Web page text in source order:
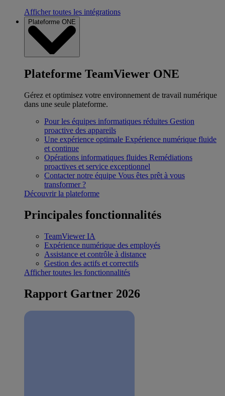
Afficher toutes les intégrations
Plateforme ONE
Plateforme TeamViewer ONE
Gérez et optimisez votre environnement de travail numérique
dans une seule plateforme.
Pour les équipes informatiques réduites Gestion
proactive des appareils
Une expérience optimale Expérience numérique fluide
et continue
Opérations informatiques fluides Remédiations
proactives et service exceptionnel
Contacter notre équipe Vous êtes prêt à vous
transformer ?
Découvrir la plateforme
Principales fonctionnalités
TeamViewer IA
Expérience numérique des employés
Assistance et contrôle à distance
Gestion des actifs et correctifs
Afficher toutes les fonctionnalités
Rapport Gartner 2026